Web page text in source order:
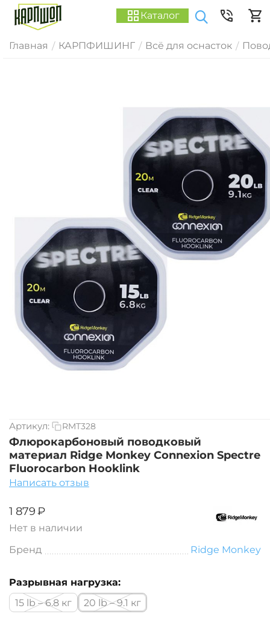
Каталог
Главная / КАРПФИШИНГ / Всё для оснасток /
Артикул: RMT328
Флюрокарбоновый поводковый
материал Ridge Monkey Connexion Spectre
Fluorocarbon Hooklink
Написать отзыв
‍1 879‍₽
Нет в наличии
Бренд
Ridge Monkey
Разрывная нагрузка:
15 lb – 6.8 кг
20 lb – 9.1 кг